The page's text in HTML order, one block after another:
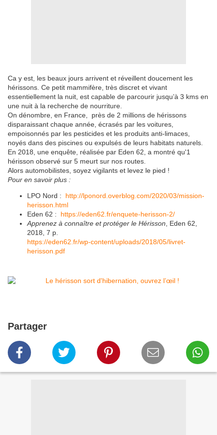
Ca y est, les beaux jours arrivent et réveillent doucement les
hérissons. Ce petit mammifère, très discret et vivant
essentiellement la nuit, est capable de parcourir jusqu’à 3 kms en
une nuit à la recherche de nourriture.
On dénombre, en France, près de 2 millions de hérissons
disparaissant chaque année, écrasés par les voitures,
empoisonnés par les pesticides et les produits anti-limaces,
noyés dans des piscines ou expulsés de leurs habitats naturels.
En 2018, une enquête, réalisée par Eden 62, a montré qu'1
hérisson observé sur 5 meurt sur nos routes.
Alors automobilistes, soyez vigilants et levez le pied !
Pour en savoir plus :
LPO Nord : http://lponord.overblog.com/2020/03/mission-
herisson.html
Eden 62 : https://eden62.fr/enquete-herisson-2/
Apprenez à connaître et protéger le Hérisson , Eden 62,
2018, 7 p.
https://eden62.fr/wp-content/uploads/2018/05/livret-
herisson.pdf
Partager